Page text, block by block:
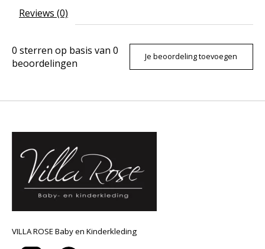
Reviews (0)
0 sterren op basis van 0
beoordelingen
Je beoordeling toevoegen
VILLA ROSE Baby en Kinderkleding